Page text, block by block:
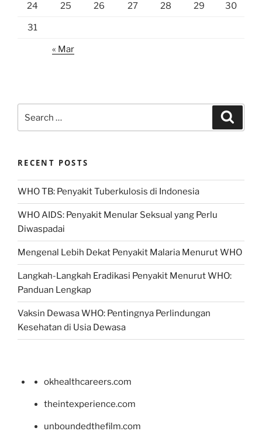
24 25 26 27 28 29 30
31
« Mar
for:
RECENT POSTS
WHO TB: Penyakit Tuberkulosis di Indonesia
WHO AIDS: Penyakit Menular Seksual yang Perlu
Diwaspadai
Mengenal Lebih Dekat Penyakit Malaria Menurut WHO
Langkah-Langkah Eradikasi Penyakit Menurut WHO:
Panduan Lengkap
Vaksin Dewasa WHO: Pentingnya Perlindungan
Kesehatan di Usia Dewasa
okhealthcareers.com
theintexperience.com
unboundedthefilm.com